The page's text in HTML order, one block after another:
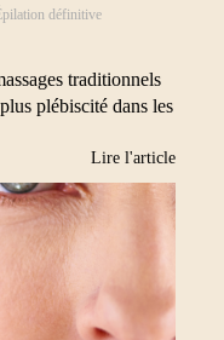
définitive
traditionnels
plébiscité dans les
Lire l'article